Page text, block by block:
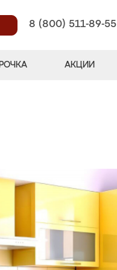
8 (800) 511-89-55
АКЦИИ